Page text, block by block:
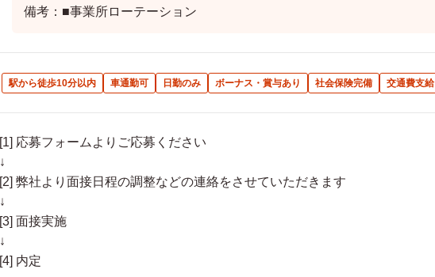
備考：■事業所ローテーション
駅から徒歩10分以内 車通勤可 日勤のみ ボーナス・賞与あり 社会保険完備 交通費支給
[1] 応募フォームよりご応募ください
↓
[2] 弊社より面接日程の調整などの連絡をさせていただきます
↓
[3] 面接実施
↓
[4] 内定